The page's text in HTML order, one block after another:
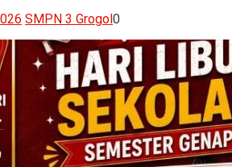
SMPN 3 Grogol 0